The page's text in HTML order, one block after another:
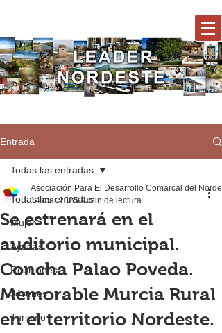
Entrada
Todas las entradas
Mujer
Ayudas
Reuniones
Jóvenes
Turismo
Todas las entradas
Se estrenará en el
auditorio municipal.
Concha Palao Poveda.
Memorable Murcia Rural
en el territorio Nordeste.
Asociación Para El Desarrollo Comarcal del
14 mar 2025 4 min de lectura